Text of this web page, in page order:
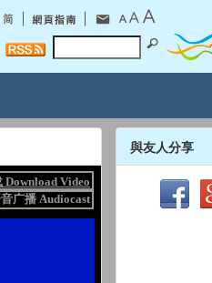
與友人分享